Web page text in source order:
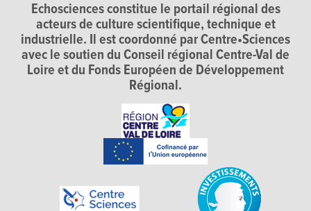
Echosciences constitue le portail régional des
acteurs de culture scientifique, technique et
industrielle. Il est coordonné par Centre•Sciences
avec le soutien du Conseil régional Centre-Val de
Loire et du Fonds Européen de Développement
Régional.